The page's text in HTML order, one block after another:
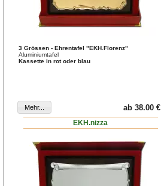
3 Grössen - Ehrentafel "EKH.Florenz"
Aluminiumtafel
Kassette in rot oder blau
ab 38.00 €
EKH.nizza